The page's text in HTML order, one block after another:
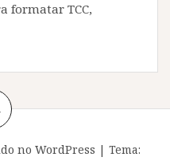
formatar TCC,
no WordPress | Tema: